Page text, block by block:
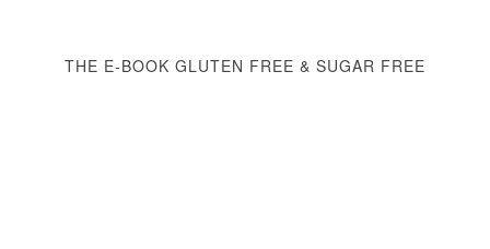
THE E-BOOK GLUTEN FREE & SUGAR FREE